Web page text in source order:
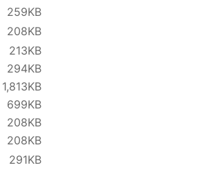
259KB
208KB
213KB
294KB
1,813KB
699KB
208KB
208KB
291KB